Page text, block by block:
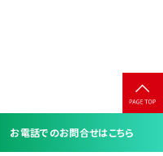
お電話でのお問合せはこちら